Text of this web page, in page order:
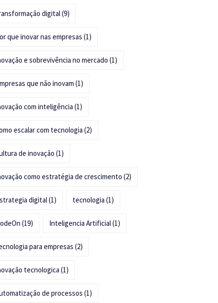
digital(9)
que inovar nas empresas (1)
e sobrevivência no mercado (1)
que não inovam (1)
com inteligência (1)
escalar com tecnologia (2)
de inovação (1)
como estratégia de crescimento (2)
digital(1) tecnologia (1)
(19) Inteligencia Artificial(1)
para empresas (2)
tecnologica (1)
de processos (1)